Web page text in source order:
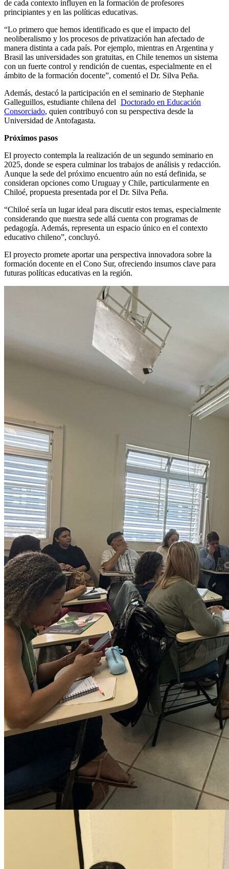
de cada contexto influyen en la formación de profesores
principiantes y en las políticas educativas.
“Lo primero que hemos identificado es que el impacto del
neoliberalismo y los procesos de privatización han afectado de
manera distinta a cada país. Por ejemplo, mientras en Argentina y
Brasil las universidades son gratuitas, en Chile tenemos un sistema
con un fuerte control y rendición de cuentas, especialmente en el
ámbito de la formación docente”, comentó el Dr. Silva Peña.
Además, destacó la participación en el seminario de Stephanie
Galleguillos, estudiante chilena del Doctorado en Educación
Consorciado, quien contribuyó con su perspectiva desde la
Universidad de Antofagasta.
Próximos pasos
El proyecto contempla la realización de un segundo seminario en
2025, donde se espera culminar los trabajos de análisis y redacción.
Aunque la sede del próximo encuentro aún no está definida, se
consideran opciones como Uruguay y Chile, particularmente en
Chiloé, propuesta presentada por el Dr. Silva Peña.
“Chiloé sería un lugar ideal para discutir estos temas, especialmente
considerando que nuestra sede allá cuenta con programas de
pedagogía. Además, representa un espacio único en el contexto
educativo chileno”, concluyó.
El proyecto promete aportar una perspectiva innovadora sobre la
formación docente en el Cono Sur, ofreciendo insumos clave para
futuras políticas educativas en la región.